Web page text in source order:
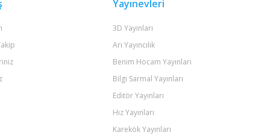
Yayınevleri
3D Yayınları
Arı Yayıncılık
Benim Hocam Yayınları
Bilgi Sarmal Yayınları
Editör Yayınları
Hız Yayınları
Karekök Yayınları